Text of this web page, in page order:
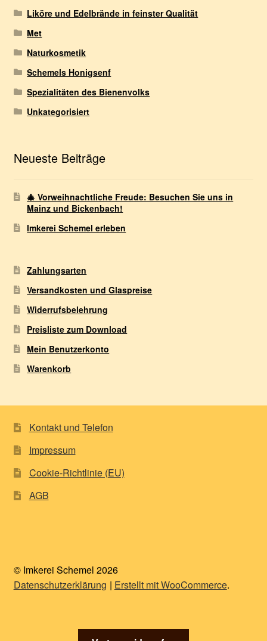
Liköre und Edelbrände in feinster Qualität
Met
Naturkosmetik
Schemels Honigsenf
Spezialitäten des Bienenvolks
Unkategorisiert
Neueste Beiträge
🎄 Vorweihnachtliche Freude: Besuchen Sie uns in
Mainz und Bickenbach!
Imkerei Schemel erleben
Zahlungsarten
Versandkosten und Glaspreise
Widerrufsbelehrung
Preisliste zum Download
Mein Benutzerkonto
Warenkorb
Kontakt und Telefon
Impressum
Cookie-Richtlinie (EU)
AGB
© Imkerei Schemel 2026
Datenschutzerklärung
Erstellt mit WooCommerce.